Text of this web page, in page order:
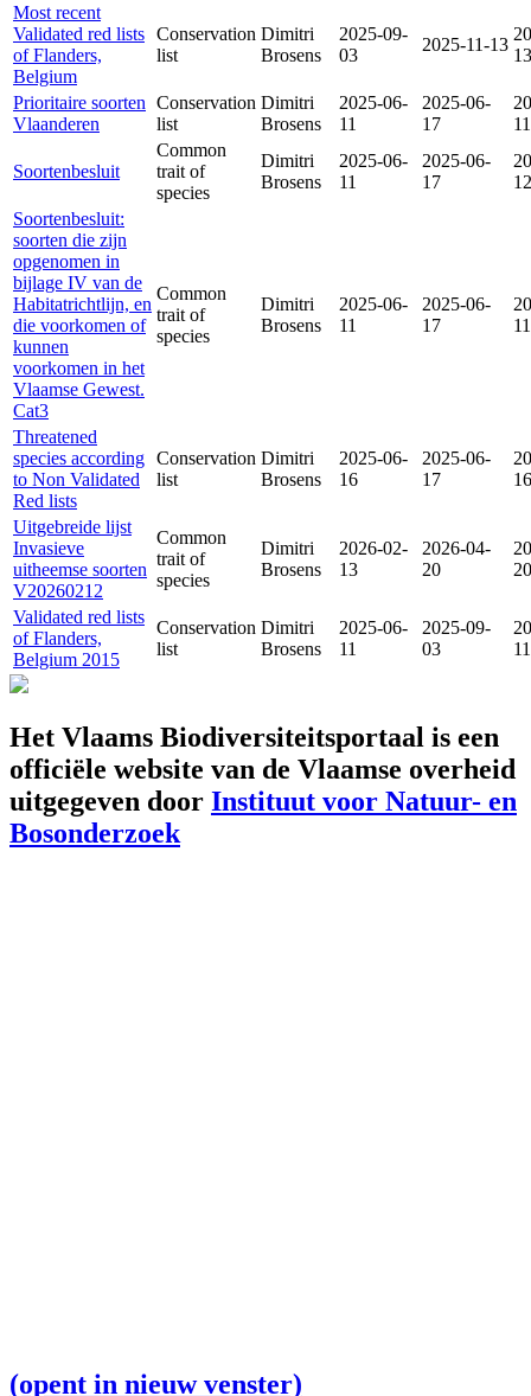
Most recent
Validated red lists
of Flanders,
Belgium
Conservation
list
Dimitri
Brosens
2025-09-
03
2025-11-13
13
Prioritaire soorten
Vlaanderen
Conservation
list
Dimitri
Brosens
2025-06-
11
2025-06-
17
11
Soortenbesluit
Common
trait of
species
Dimitri
Brosens
2025-06-
11
2025-06-
17
12
Soortenbesluit:
soorten die zijn
opgenomen in
bijlage IV van de
Habitatrichtlijn, en
die voorkomen of
kunnen
voorkomen in het
Vlaamse Gewest.
Cat3
Common
trait of
species
Dimitri
Brosens
2025-06-
11
2025-06-
17
11
Threatened
species according
to Non Validated
Red lists
Conservation
list
Dimitri
Brosens
2025-06-
16
2025-06-
17
16
Uitgebreide lijst
Invasieve
uitheemse soorten
V20260212
Common
trait of
species
Dimitri
Brosens
2026-02-
13
2026-04-
20
20
Validated red lists
of Flanders,
Belgium 2015
Conservation
list
Dimitri
Brosens
2025-06-
11
2025-09-
03
11
Het Vlaams Biodiversiteitsportaal is een
officiële website van de Vlaamse overheid
uitgegeven door Instituut voor Natuur- en
Bosonderzoek
(opent in nieuw venster)